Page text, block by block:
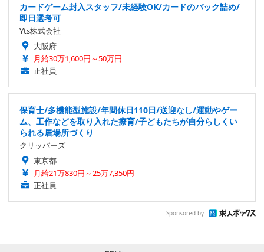
カードゲーム封入スタッフ/未経験OK/カードのパック詰め/
即日選考可
Yts株式会社
大阪府
月給30万1,600円～50万円
正社員
保育士/多機能型施設/年間休日110日/送迎なし/運動やゲー
ム、工作などを取り入れた療育/子どもたちが自分らしくい
られる居場所づくり
クリッパーズ
東京都
月給21万830円～25万7,350円
正社員
Sponsored by